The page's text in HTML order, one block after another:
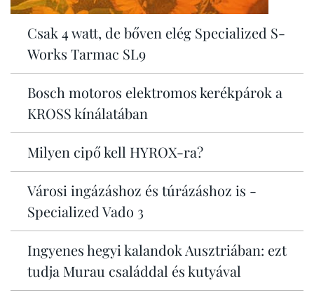
Csak 4 watt, de bőven elég Specialized S-
Works Tarmac SL9
Bosch motoros elektromos kerékpárok a
KROSS kínálatában
Milyen cipő kell HYROX-ra?
Városi ingázáshoz és túrázáshoz is -
Specialized Vado 3
Ingyenes hegyi kalandok Ausztriában: ezt
tudja Murau családdal és kutyával